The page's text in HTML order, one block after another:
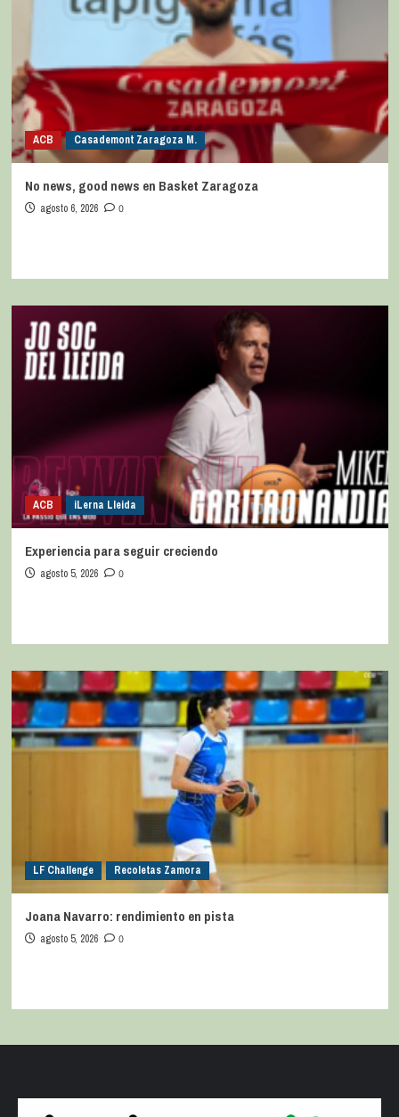
ACB Casademont Zaragoza M.
No news, good news en Basket Zaragoza
agosto 6, 2026 0
ACB iLerna Lleida
Experiencia para seguir creciendo
agosto 5, 2026 0
LF Challenge Recoletas Zamora
Joana Navarro: rendimiento en pista
agosto 5, 2026 0